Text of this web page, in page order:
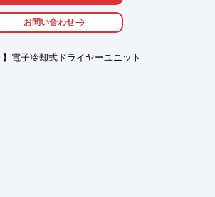
実験 お問い合わせ
】電子冷却式ドライヤーユニット